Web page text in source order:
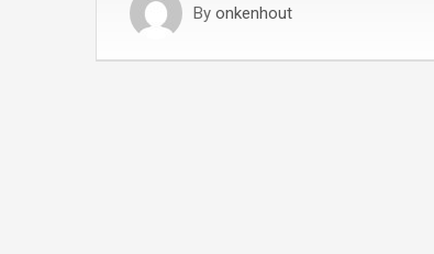
By onkenhout